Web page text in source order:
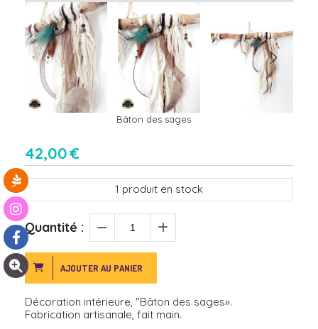
Bâton des sages
42,00€
1 produit en stock
Quantité :
AJOUTER AU PANIER
Décoration intérieure, "Bâton des sages».
Fabrication artisanale, fait main.